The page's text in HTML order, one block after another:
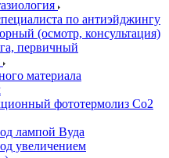
по антиэйджингу
(осмотр, консультация)
первичный
материала
фототермолиз Со2
лампой Вуда
увеличением